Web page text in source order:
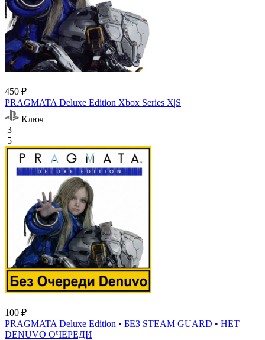
450 ₽
PRAGMATA Deluxe Edition Xbox Series X|S
Ключ
3
5
100 ₽
PRAGMATA Deluxe Edition • БЕЗ STEAM GUARD • НЕТ
DENUVO ОЧЕРЕДИ